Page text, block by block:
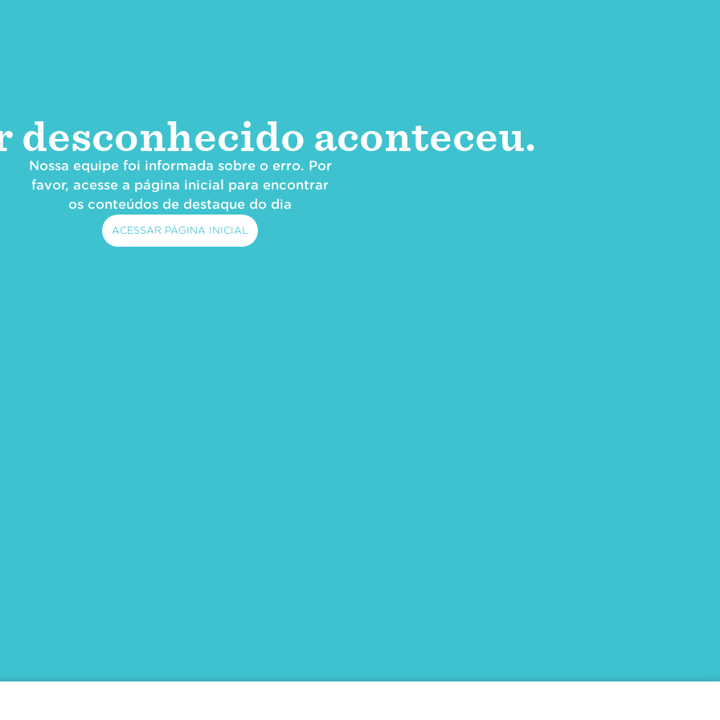
desconhecido aconteceu.
Nossa equipe foi informada sobre o erro. Por
favor, acesse a página inicial para encontrar
os conteúdos de destaque do dia
ACESSAR PÁGINA INICIAL